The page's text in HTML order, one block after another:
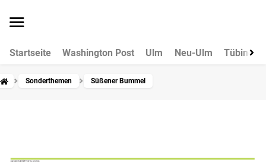
Startseite Washington Post Ulm Neu-Ulm Tübingen
Sonderthemen Süßener Bummel